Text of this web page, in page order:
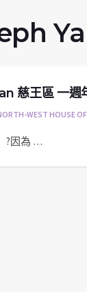
慈王區 一週
WEST HOUSE OF
?因為 …